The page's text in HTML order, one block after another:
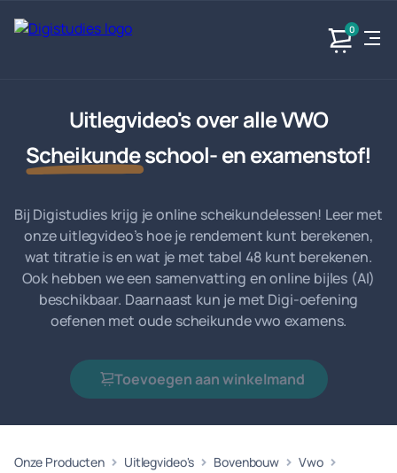
0
Geen
Taalvakken
Geen
vakken.
Maatschappijvakken
Geen vakken.
Producten
Uitlegvideo's over alle VWO
Scheikundeschool- en examenstof!
Bij Digistudies krijg je online scheikundelessen! Leer met
onze uitlegvideo’s hoe je rendement kunt berekenen,
wat titratie is en wat je met tabel 48 kunt berekenen.
Ook hebben we een samenvatting en online bijles (AI)
beschikbaar. Daarnaast kun je met Digi-oefening
oefenen met oude scheikunde vwo examens.
Toevoegen aan winkelmand
Onze Producten Uitlegvideo's Bovenbouw
Vwo